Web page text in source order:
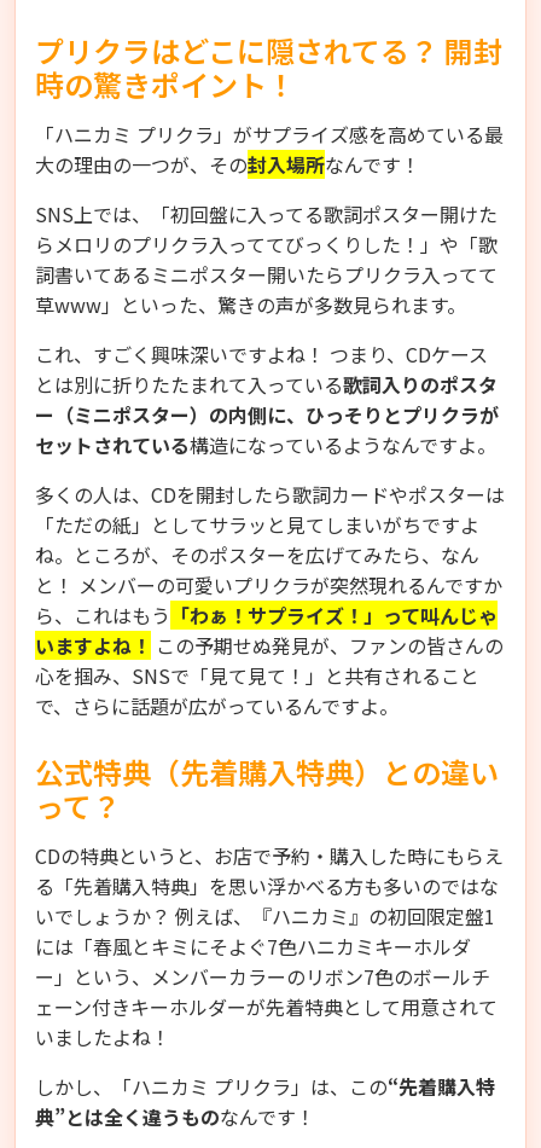
プリクラはどこに隠されてる？ 開封
時の驚きポイント！
「ハニカミ プリクラ」がサプライズ感を高めている最
大の理由の一つが、その封入場所なんです！
SNS上では、「初回盤に入ってる歌詞ポスター開けた
らメロリのプリクラ入っててびっくりした！」や「歌
詞書いてあるミニポスター開いたらプリクラ入ってて
草www」といった、驚きの声が多数見られます。
これ、すごく興味深いですよね！ つまり、CDケース
とは別に折りたたまれて入っている歌詞入りのポスタ
ー（ミニポスター）の内側に、ひっそりとプリクラが
セットされている構造になっているようなんですよ。
多くの人は、CDを開封したら歌詞カードやポスターは
「ただの紙」としてサラッと見てしまいがちですよ
ね。ところが、そのポスターを広げてみたら、なん
と！ メンバーの可愛いプリクラが突然現れるんですか
ら、これはもう 「わぁ！サプライズ！」って叫んじゃ
いますよね！ この予期せぬ発見が、ファンの皆さんの
心を掴み、SNSで「見て見て！」と共有されること
で、さらに話題が広がっているんですよ。
公式特典（先着購入特典）との違い
って？
CDの特典というと、お店で予約・購入した時にもらえ
る「先着購入特典」を思い浮かべる方も多いのではな
いでしょうか？ 例えば、『ハニカミ』の初回限定盤1
には「春風とキミにそよぐ7色ハニカミキーホルダ
ー」という、メンバーカラーのリボン7色のボールチ
ェーン付きキーホルダーが先着特典として用意されて
いましたよね！
しかし、「ハニカミ プリクラ」は、この“先着購入特
典”とは全く違うものなんです！